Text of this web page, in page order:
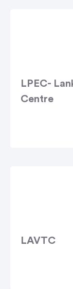
LPEC-
Centre
LAVTC